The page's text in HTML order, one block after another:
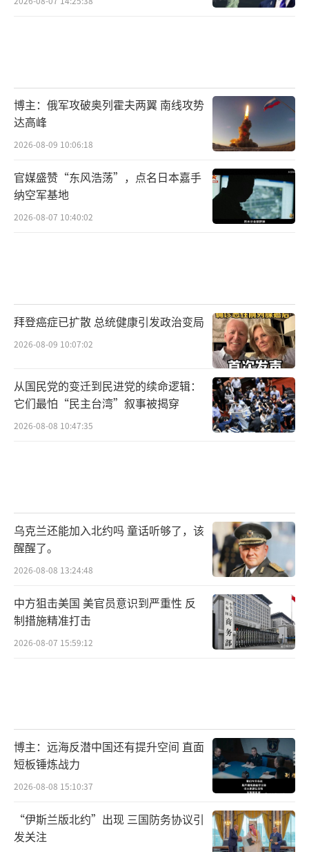
博主：俄军攻破奥列霍夫两翼 南线攻势
达高峰
2026-08-09 10:06:18
官媒盛赞“东风浩荡”，点名日本嘉手
纳空军基地
2026-08-07 10:40:02
拜登癌症已扩散 总统健康引发政治变局
2026-08-09 10:07:02
从国民党的变迁到民进党的续命逻辑：
它们最怕“民主台湾”叙事被揭穿
2026-08-08 10:47:35
乌克兰还能加入北约吗 童话听够了，该
醒醒了。
2026-08-08 13:24:48
中方狙击美国 美官员意识到严重性 反
制措施精准打击
2026-08-07 15:59:12
博主：远海反潜中国还有提升空间 直面
短板锤炼战力
2026-08-08 15:10:37
“伊斯兰版北约”出现 三国防务协议引
发关注